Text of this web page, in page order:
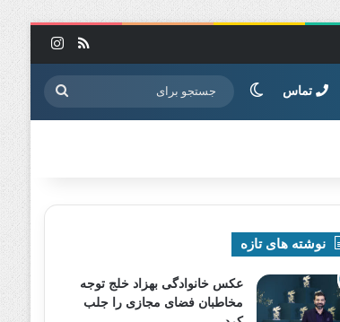
خوراک
تماس تغییر پوسته جستجو
برای
نوشته های تازه
عکس خانوادگی بهزاد خلج توجه
مخاطبان فضای مجازی را جلب